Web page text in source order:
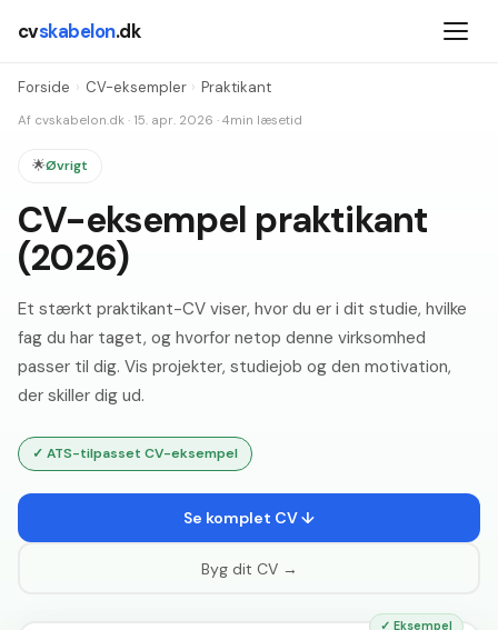
cvskabelon.dk
Forside › CV-eksempler › Praktikant
Af cvskabelon.dk · 15. apr. 2026 · 4min læsetid
🌟Øvrigt
CV-eksempel praktikant
(2026)
Et stærkt praktikant-CV viser, hvor du er i dit studie, hvilke
fag du har taget, og hvorfor netop denne virksomhed
passer til dig. Vis projekter, studiejob og den motivation,
der skiller dig ud.
✓ ATS-tilpasset CV-eksempel
Se komplet CV ↓
Byg dit CV →
✓ Eksempel